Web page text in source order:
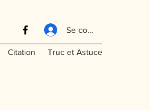
Se connecter
Citation Truc et Astuce